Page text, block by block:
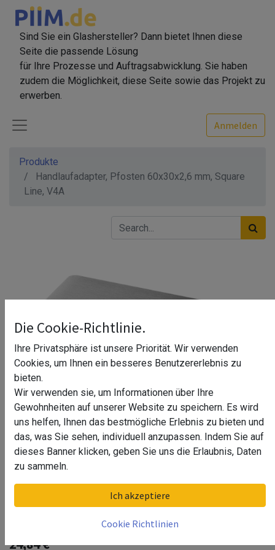
Sind Sie ein Glashersteller? Dann bietet Ihnen diese
Seite die passende Lösung
für Ihre Prozesse und Auftragsabwicklung. Sie haben
zudem die Möglichkeit, diese Seite sowie das Projekt zu
erwerben.
Anmelden
Produkte
Handlaufadapter, Pfosten 60x30x2,6 mm, Square
Line, V4A
Handlaufadapter, Pfosten
60x30x2,6 mm, Square Line, V4A
24,84€
Die Cookie-Richtlinie.
Ihre Privatsphäre ist unsere Priorität. Wir verwenden
Cookies, um Ihnen ein besseres Benutzererlebnis zu
bieten.
Wir verwenden sie, um Informationen über Ihre
Gewohnheiten auf unserer Website zu speichern. Es wird
uns helfen, Ihnen das bestmögliche Erlebnis zu bieten und
das, was Sie sehen, individuell anzupassen. Indem Sie auf
dieses Banner klicken, geben Sie uns die Erlaubnis, Daten
zu sammeln.
Ich akzeptiere
Cookie Richtlinien